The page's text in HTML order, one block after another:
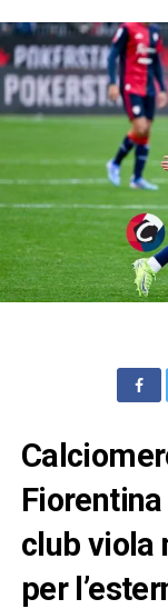
club viola
per